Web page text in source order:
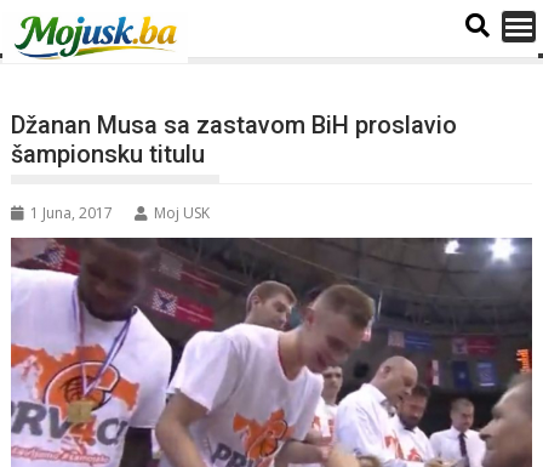
Džanan Musa sa zastavom BiH proslavio
šampionsku titulu
1 Juna, 2017 Moj USK